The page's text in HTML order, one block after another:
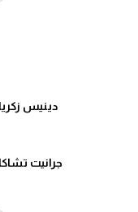
دينيس زكريا
جرانيت تشاكا